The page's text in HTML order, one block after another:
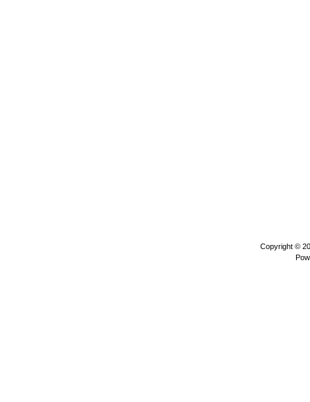
Copyright ©